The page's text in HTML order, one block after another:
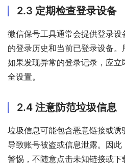
2.3 定期检查登录设备
微信保号工具通常会提供登录
的登录历史和当前已登录设备。
如果发现异常的登录记录，应
全设置。
2.4 注意防范垃圾信息
垃圾信息可能包含恶意链接或
导致账号被盗或信息泄露。因
警惕，不随意点击未知链接或下